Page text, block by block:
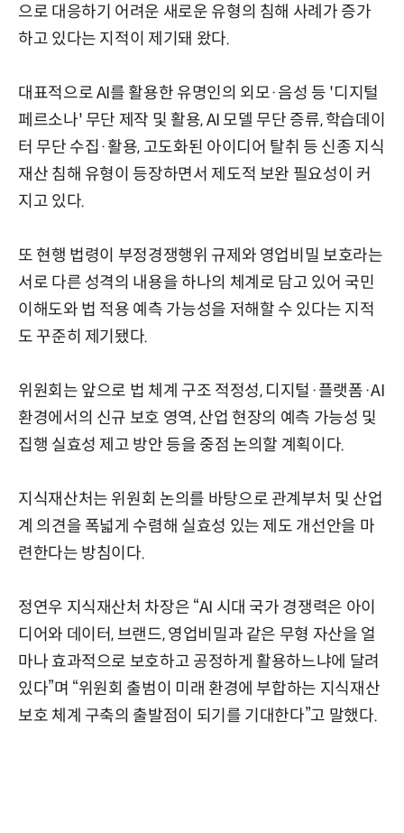
으로 대응하기 어려운 새로운 유형의 침해 사례가 증가
하고 있다는 지적이 제기돼 왔다.
대표적으로 AI를 활용한 유명인의 외모·음성 등 '디지털
페르소나' 무단 제작 및 활용, AI 모델 무단 증류, 학습데이
터 무단 수집·활용, 고도화된 아이디어 탈취 등 신종 지식
재산 침해 유형이 등장하면서 제도적 보완 필요성이 커
지고 있다.
또 현행 법령이 부정경쟁행위 규제와 영업비밀 보호라는
서로 다른 성격의 내용을 하나의 체계로 담고 있어 국민
이해도와 법 적용 예측 가능성을 저해할 수 있다는 지적
도 꾸준히 제기됐다.
위원회는 앞으로 법 체계 구조 적정성, 디지털·플랫폼·AI
환경에서의 신규 보호 영역, 산업 현장의 예측 가능성 및
집행 실효성 제고 방안 등을 중점 논의할 계획이다.
지식재산처는 위원회 논의를 바탕으로 관계부처 및 산업
계 의견을 폭넓게 수렴해 실효성 있는 제도 개선안을 마
련한다는 방침이다.
정연우 지식재산처 차장은 “AI 시대 국가 경쟁력은 아이
디어와 데이터, 브랜드, 영업비밀과 같은 무형 자산을 얼
마나 효과적으로 보호하고 공정하게 활용하느냐에 달려
있다”며 “위원회 출범이 미래 환경에 부합하는 지식재산
보호 체계 구축의 출발점이 되기를 기대한다”고 말했다.